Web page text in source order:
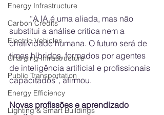
Energy Infrastructure
Carbon Credits
Electric Vehicles
Charging Infrastructure
Public Transportation
Energy Efficiency
Lighting & Smart Buildings
	⁠“A IA é uma aliada, mas não
substitui a análise crítica nem a
criatividade humana. O futuro será de
times híbridos, formados por agentes
de inteligência artificial e profissionais
capacitados”, afirmou.
Novas profissões e aprendizado